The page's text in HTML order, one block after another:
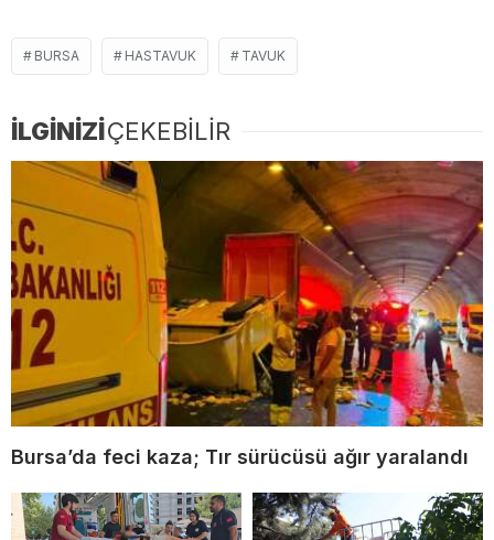
BURSA HASTAVUK TAVUK
İLGİNİZİÇEKEBİLİR
Bursa’da feci kaza; Tır sürücüsü ağır yaralandı